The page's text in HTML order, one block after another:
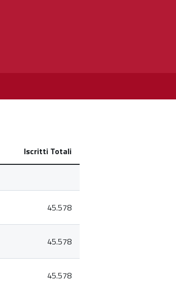
Iscritti Totali
45.578
45.578
45.578